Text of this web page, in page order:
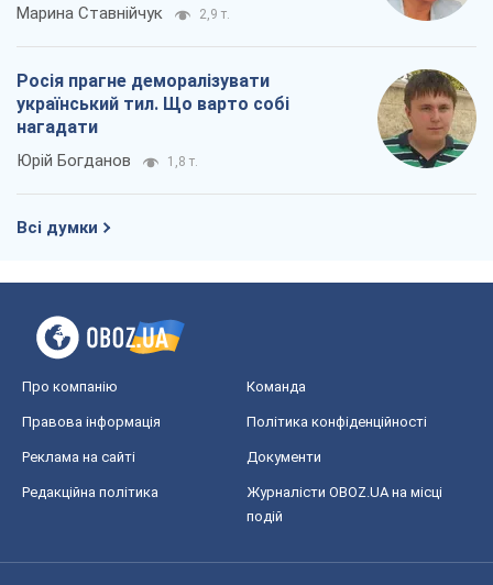
Марина Ставнійчук 2,9 т.
Росія прагне деморалізувати
український тил. Що варто собі
нагадати
Юрій Богданов 1,8 т.
Всі думки
Про компанію Команда
Правова інформація Політика конфіденційності
Реклама на сайті Документи
Редакційна політика
Журналісти OBOZ.UA на місці
подій